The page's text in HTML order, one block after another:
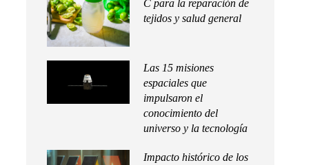
C para la reparación de
tejidos y salud general
Las 15 misiones
espaciales que
impulsaron el
conocimiento del
universo y la tecnología
Impacto histórico de los